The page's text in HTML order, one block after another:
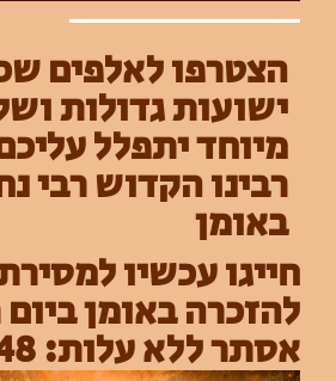
הצטרפו לאלפים
ישועות גדולות
מיוחד יתפלל
רבינו הקדוש רבי
באומן
חייגו עכשיו
להזכרה באומן
אסתר ללא עלות: 5148*